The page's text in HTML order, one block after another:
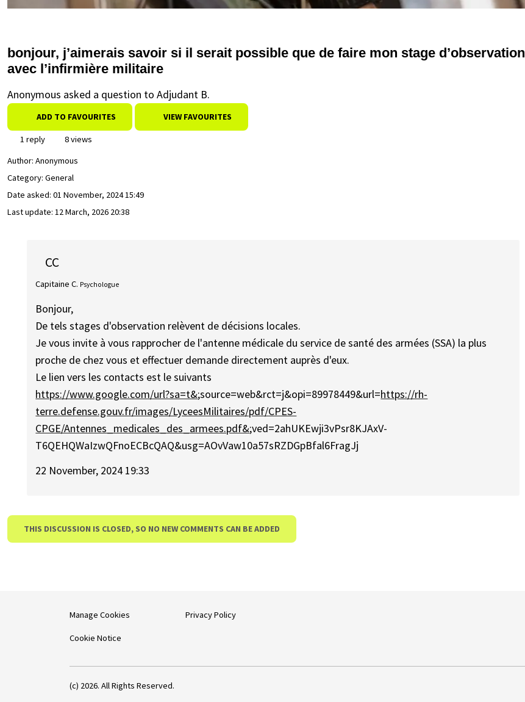
bonjour, j’aimerais savoir si il serait possible que de faire mon stage d’observation
avec l’infirmière militaire
Anonymous asked a question to Adjudant B.
ADD TO FAVOURITES VIEW FAVOURITES
1 reply
8 views
Author: Anonymous
Category: General
Date asked: 01 November, 2024 15:49
Last update: 12 March, 2026 20:38
CC
Capitaine C. Psychologue
Bonjour,
De tels stages d'observation relèvent de décisions locales.
Je vous invite à vous rapprocher de l'antenne médicale du service de santé des armées (SSA) la plus
proche de chez vous et effectuer demande directement auprès d'eux.
Le lien vers les contacts est le suivants
https://www.google.com/url?sa=t&;source=web&rct=j&opi=89978449&url=https://rh-
terre.defense.gouv.fr/images/LyceesMilitaires/pdf/CPES-
CPGE/Antennes_medicales_des_armees.pdf&;ved=2ahUKEwji3vPsr8KJAxV-
T6QEHQWaIzwQFnoECBcQAQ&usg=AOvVaw10a57sRZDGpBfal6FragJj
22 November, 2024 19:33
THIS DISCUSSION IS CLOSED, SO NO NEW COMMENTS CAN BE ADDED
Manage Cookies
Cookie Notice
Privacy Policy
(c) 2026. All Rights Reserved.